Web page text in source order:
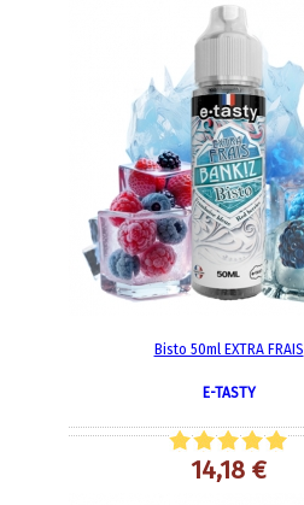
Bisto 50ml EXTRA FRAIS
E-TASTY
14,18 €